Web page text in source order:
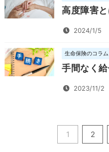
高度障害と
2024/1/5
生命保険のコラム
手間なく
2023/11/2
1 2